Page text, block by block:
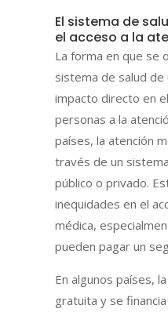
El sistema de
el acceso a la
La forma en que se
sistema de salud de
impacto directo en
personas a la
países, la atención
través de un
público o privado.
inequidades en el
médica,
pueden pagar un
En algunos países,
gratuita y se